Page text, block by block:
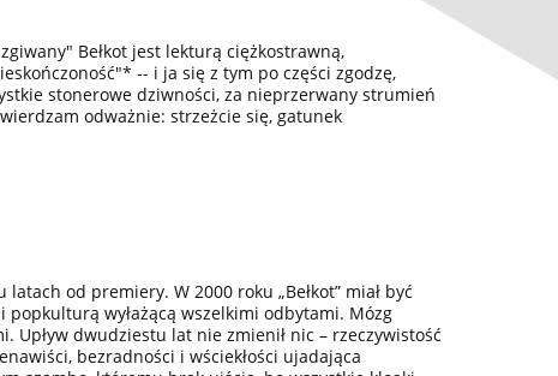
Bełkot jest lekturą ciężkostrawną,
-- i ja się z tym po części zgodzę,
stonerowe dziwności, za nieprzerwany strumień
odważnie: strzeżcie się, gatunek
od premiery. W 2000 roku „Bełkot” miał być
wyłażącą wszelkimi odbytami. Mózg
Upływ dwudziestu lat nie zmienił nic – rzeczywistość
bezradności i wściekłości ujadająca